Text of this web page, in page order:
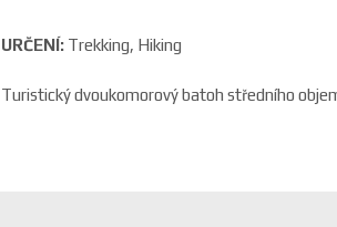
URČENÍ: Trekking, Hiking
Turistický dvoukomorový batoh středního